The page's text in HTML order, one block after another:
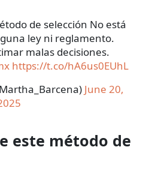
de selección No está
ley ni reglamento.
malas decisiones.
https://t.co/hA6us0EUhL
June 20,
este método de